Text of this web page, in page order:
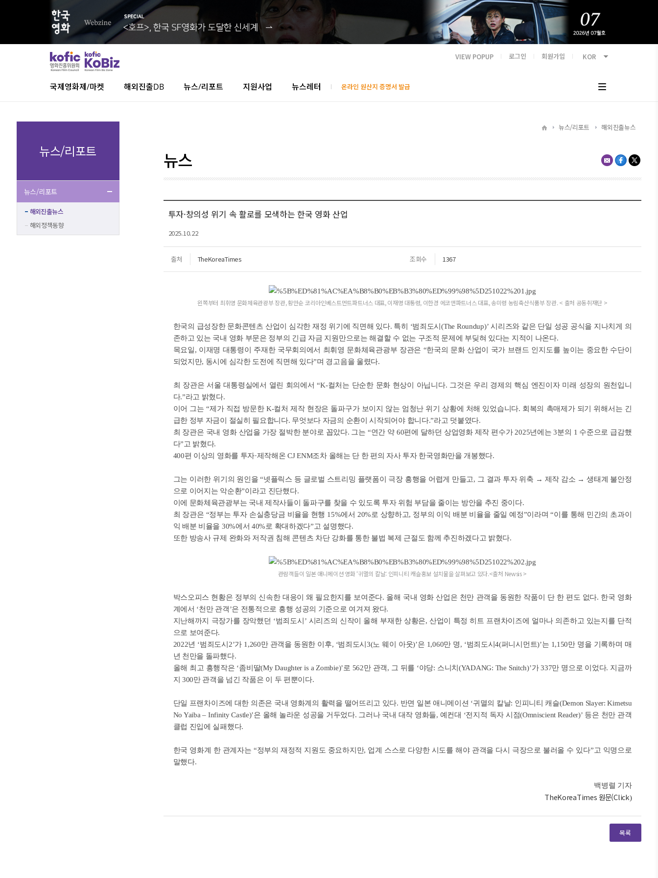
국제영화제/마켓 해외진출DB 뉴스/리포트 지원사업 뉴스레터 온라인 원산지 증명서 발급
VIEW POPUP 로그인 회원가입
뉴스/리포트
뉴스/리포트
해외진출뉴스
해외정책동향
뉴스/리포트 해외진출뉴스
뉴스
투자·창의성 위기 속 활로를 모색하는 한국 영화 산업
2025.10.22
출처 TheKoreaTimes 조회수 1367
왼쪽부터 최휘영 문화체육관광부 장관, 황만순 코리아인베스트먼트파트너스 대표, 이재명 대통령, 이한경 에코앤파트너스 대표, 송미령 농림축산식품부 장관. < 출처 공동취재단 >
한국의 급성장한 문화콘텐츠 산업이 심각한 재정 위기에 직면해 있다. 특히 ‘범죄도시(The Roundup)’ 시리즈와 같은 단일 성공 공식을 지나치게 의
존하고 있는 국내 영화 부문은 정부의 긴급 자금 지원만으로는 해결할 수 없는 구조적 문제에 부딪혀 있다는 지적이 나온다.
목요일, 이재명 대통령이 주재한 국무회의에서 최휘영 문화체육관광부 장관은 “한국의 문화 산업이 국가 브랜드 인지도를 높이는 중요한 수단이
되었지만, 동시에 심각한 도전에 직면해 있다”며 경고음을 울렸다.
최 장관은 서울 대통령실에서 열린 회의에서 “K-컬처는 단순한 문화 현상이 아닙니다. 그것은 우리 경제의 핵심 엔진이자 미래 성장의 원천입니
다.”라고 밝혔다.
이어 그는 “제가 직접 방문한 K-컬처 제작 현장은 돌파구가 보이지 않는 엄청난 위기 상황에 처해 있었습니다. 회복의 촉매제가 되기 위해서는 긴
급한 정부 자금이 절실히 필요합니다. 무엇보다 자금의 순환이 시작되어야 합니다.”라고 덧붙였다.
최 장관은 국내 영화 산업을 가장 절박한 분야로 꼽았다. 그는 “연간 약 60편에 달하던 상업영화 제작 편수가 2025년에는 3분의 1 수준으로 급감했
다”고 밝혔다.
400편 이상의 영화를 투자·제작해온 CJ ENM조차 올해는 단 한 편의 자사 투자 한국영화만을 개봉했다.
그는 이러한 위기의 원인을 “넷플릭스 등 글로벌 스트리밍 플랫폼이 극장 흥행을 어렵게 만들고, 그 결과 투자 위축 → 제작 감소 → 생태계 불안정
으로 이어지는 악순환”이라고 진단했다.
이에 문화체육관광부는 국내 제작사들이 돌파구를 찾을 수 있도록 투자 위험 부담을 줄이는 방안을 추진 중이다.
최 장관은 “정부는 투자 손실충당금 비율을 현행 15%에서 20%로 상향하고, 정부의 이익 배분 비율을 줄일 예정”이라며 “이를 통해 민간의 초과이
익 배분 비율을 30%에서 40%로 확대하겠다”고 설명했다.
또한 방송사 규제 완화와 저작권 침해 콘텐츠 차단 강화를 통한 불법 복제 근절도 함께 추진하겠다고 밝혔다.
관람객들이 일본 애니메이션 영화‘귀멸의 칼날: 인피니티 캐슬홍보 설치물을 살펴보고 있다.<출처 Newsis >
박스오피스 현황은 정부의 신속한 대응이 왜 필요한지를 보여준다. 올해 국내 영화 산업은 천만 관객을 동원한 작품이 단 한 편도 없다. 한국 영화
계에서 ‘천만 관객’은 전통적으로 흥행 성공의 기준으로 여겨져 왔다.
지난해까지 극장가를 장악했던 ‘범죄도시’ 시리즈의 신작이 올해 부재한 상황은, 산업이 특정 히트 프랜차이즈에 얼마나 의존하고 있는지를 단적
으로 보여준다.
2022년 ‘범죄도시2’가 1,260만 관객을 동원한 이후, ‘범죄도시3(노 웨이 아웃)’은 1,060만 명, ‘범죄도시4(퍼니시먼트)’는 1,150만 명을 기록하며 매
년 천만을 돌파했다.
올해 최고 흥행작은 ‘좀비딸(My Daughter is a Zombie)’로 562만 관객, 그 뒤를 ‘야당: 스니치(YADANG: The Snitch)’가 337만 명으로 이었다. 지금까
지 300만 관객을 넘긴 작품은 이 두 편뿐이다.
단일 프랜차이즈에 대한 의존은 국내 영화계의 활력을 떨어뜨리고 있다. 반면 일본 애니메이션 ‘귀멸의 칼날: 인피니티 캐슬(Demon Slayer: Kimetsu
No Yaiba – Infinity Castle)’은 올해 놀라운 성공을 거두었다. 그러나 국내 대작 영화들, 예컨대 ‘전지적 독자 시점(Omniscient Reader)’ 등은 천만 관객
클럽 진입에 실패했다.
한국 영화계 한 관계자는 “정부의 재정적 지원도 중요하지만, 업계 스스로 다양한 시도를 해야 관객을 다시 극장으로 불러올 수 있다”고 익명으로
말했다.
백병렬 기자
TheKoreaTimes 원문(Click)